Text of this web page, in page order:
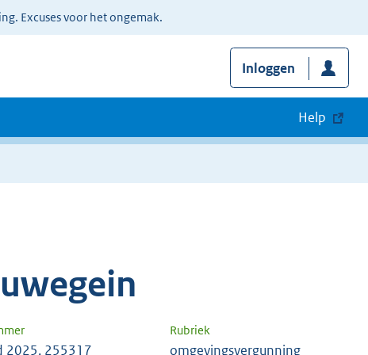
Excuses voor het ongemak.
Inloggen
Help
Rubriek
2025, 255317 omgevingsvergunning